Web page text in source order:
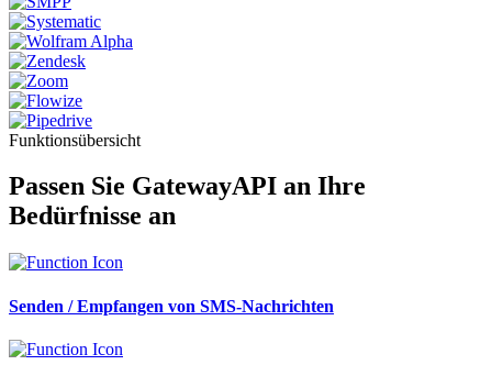
Funktionsübersicht
Passen Sie GatewayAPI an Ihre
Bedürfnisse an
Senden / Empfangen von SMS-Nachrichten